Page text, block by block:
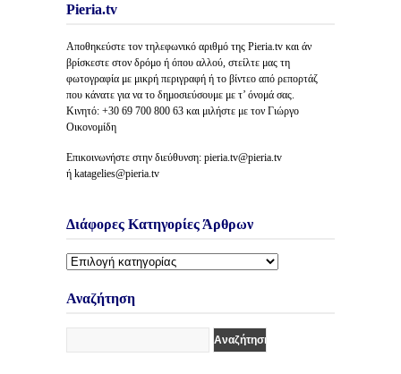
Pieria.tv
Αποθηκεύστε τον τηλεφωνικό αριθμό της Pieria.tv και άν
βρίσκεστε στον δρόμο ή όπου αλλού, στείλτε μας τη
φωτογραφία με μικρή περιγραφή ή το βίντεο από ρεπορτάζ
που κάνατε για να το δημοσιεύσουμε με τ’ όνομά σας.
Κινητό: +30 69 700 800 63 και μιλήστε με τον Γιώργο
Οικονομίδη
Επικοινωνήστε στην διεύθυνση: pieria.tv@pieria.tv
ή katagelies@pieria.tv
Διάφορες Κατηγορίες Άρθρων
Διάφορες
Άρθρων
Αναζήτηση